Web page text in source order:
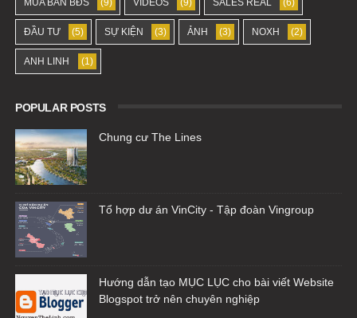
ĐẦU TƯ (5) SỰ KIỆN (3) ẢNH (3) NOXH (2)
ANH LINH (1)
POPULAR POSTS
Chung cư The Lines
Tổ hợp dư án VinCity - Tập đoàn Vingroup
Hướng dẫn tạo MỤC LỤC cho bài viết Website
Blogspot trở nên chuyên nghiệp